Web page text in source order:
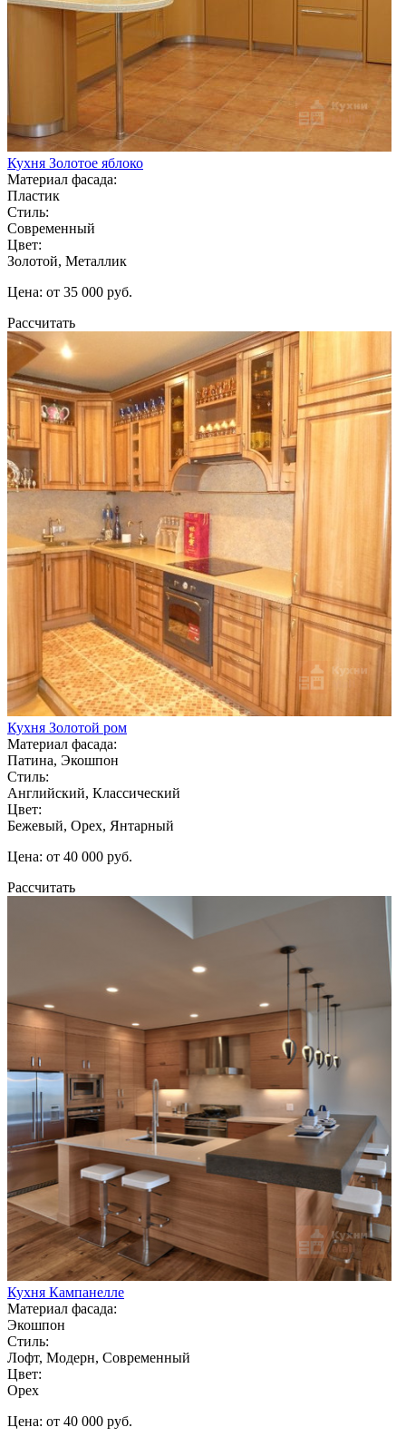
Кухня Золотое яблоко
Материал фасада:
Пластик
Стиль:
Современный
Цвет:
Золотой, Металлик
Цена: от 35 000 руб.
Рассчитать
Кухня Золотой ром
Материал фасада:
Патина, Экошпон
Стиль:
Английский, Классический
Цвет:
Бежевый, Орех, Янтарный
Цена: от 40 000 руб.
Рассчитать
Кухня Кампанелле
Материал фасада:
Экошпон
Стиль:
Лофт, Модерн, Современный
Цвет:
Орех
Цена: от 40 000 руб.